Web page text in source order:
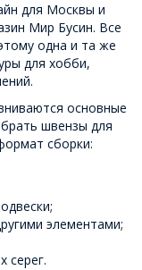
для Москвы и
Мир Бусин. Все
одна и та же
для хобби,
основные
швензы для
сборки:
элементами;
серег.